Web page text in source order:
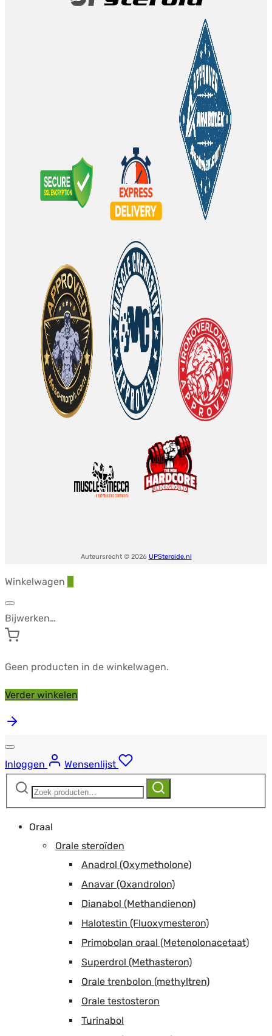
Auteursrecht © 2026 UPSteroide.nl
Winkelwagen
Bijwerken…
Geen producten in de winkelwagen.
Verder winkelen
Inloggen
Wensenlijst
Zoeken
Zoeken
Oraal
Orale steroïden
Anadrol (Oxymetholone)
Anavar (Oxandrolon)
Dianabol (Methandienon)
Halotestin (Fluoxymesteron)
Primobolan oraal (Metenolonacetaat)
Superdrol (Methasteron)
Orale trenbolon (methyltren)
Orale testosteron
Turinabol